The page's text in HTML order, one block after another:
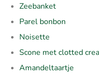
Zeebanket
Parel bonbon
Noisette
Scone met clotted
Amandeltaartje